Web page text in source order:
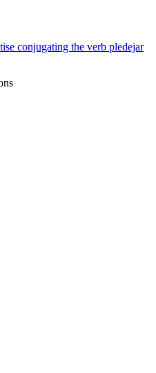
conjugating the verb pledejar